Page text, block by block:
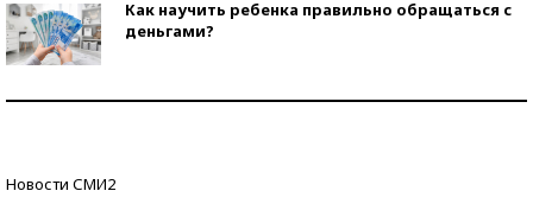
Как научить ребенка правильно обращаться с
деньгами?
Новости СМИ2